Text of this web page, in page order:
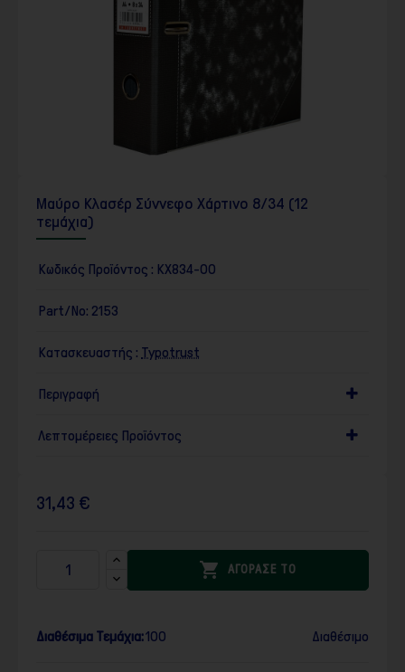
Μαύρο Κλασέρ Σύννεφο Χάρτινο 8/34 (12
τεμάχια)
Κωδικός Προϊόντος : KX834-00
Part/No: 2153
Κατασκευαστής : Typotrust
Περιγραφή
Λεπτομέρειες Προϊόντος
31,43 €
 ΑΓΟΡΑΣΕ ΤΟ
Διαθέσιμα Τεμάχια:100 Διαθέσιμο